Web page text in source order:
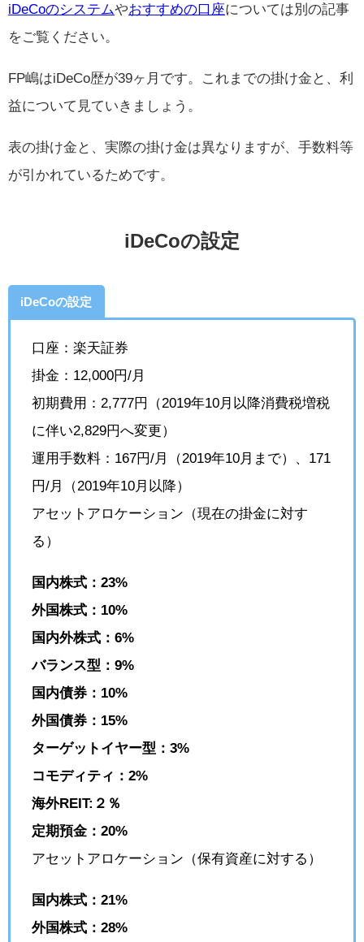
iDeCoのシステムやおすすめの口座については別の記事
をご覧ください。
FP嶋はiDeCo歴が39ヶ月です。これまでの掛け金と、利
益について見ていきましょう。
表の掛け金と、実際の掛け金は異なりますが、手数料等
が引かれているためです。
iDeCoの設定
iDeCoの設定
口座：楽天証券
掛金：12,000円/月
初期費用：2,777円（2019年10月以降消費税増税
に伴い2,829円へ変更）
運用手数料：167円/月（2019年10月まで）、171
円/月（2019年10月以降）
アセットアロケーション（現在の掛金に対す
る）
国内株式：23%
外国株式：10%
国内外株式：6%
バランス型：9%
国内債券：10%
外国債券：15%
ターゲットイヤー型：3%
コモディティ：2%
海外REIT:２％
定期預金：20%
アセットアロケーション（保有資産に対する）
国内株式：21%
外国株式：28%